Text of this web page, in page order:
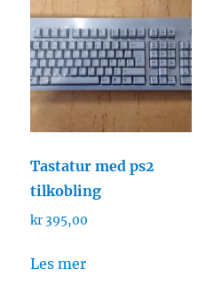
Tastatur med ps2
tilkobling
kr 395,00
Les mer